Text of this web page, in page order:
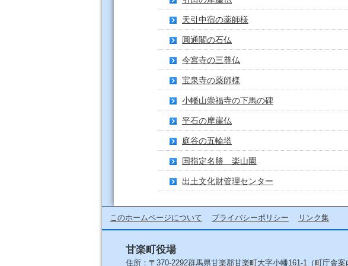
天引中宿の薬師様
圓通閣の石仏
今宮寺の三尊仏
宝泉寺の薬師様
小幡山崇福寺の下馬の碑
平石の摩崖仏
庭谷の五輪塔
国指定名勝 楽山園
出土文化財管理センター
このホームページについて プライバシーポリシー リンク集
甘楽町役場
住所：〒370-2292群馬県甘楽郡甘楽町大字小幡161-1（町庁舎案